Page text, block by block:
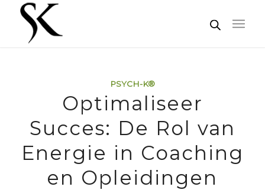
PSYCH-K®
Optimaliseer
Succes: De Rol van
Energie in Coaching
en Opleidingen